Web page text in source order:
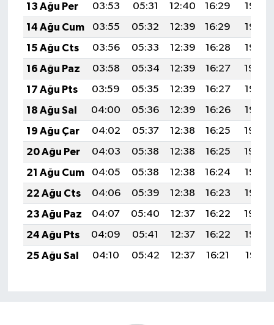
13 Ağu Per
03:53 05:31 12:40 16:29
19:38
14 Ağu Cum
03:55 05:32 12:39 16:29
19:37
15 Ağu Cts
03:56 05:33 12:39 16:28
19:36
16 Ağu Paz
03:58 05:34 12:39 16:27
19:34
17 Ağu Pts
03:59 05:35 12:39 16:27
19:33
18 Ağu Sal
04:00 05:36 12:39 16:26
19:32
19 Ağu Çar
04:02 05:37 12:38 16:25
19:30
20 Ağu Per
04:03 05:38 12:38 16:25
19:29
21 Ağu Cum
04:05 05:38 12:38 16:24
19:27
22 Ağu Cts
04:06 05:39 12:38 16:23
19:26
23 Ağu Paz
04:07 05:40 12:37 16:22
19:24
24 Ağu Pts
04:09 05:41 12:37 16:22
19:23
25 Ağu Sal
04:10 05:42 12:37 16:21 19:21